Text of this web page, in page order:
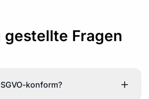
gestellte Fragen
konform?